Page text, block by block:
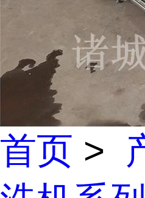
首页 >